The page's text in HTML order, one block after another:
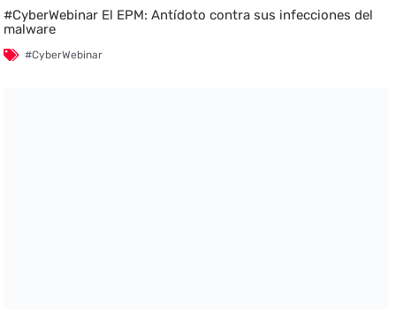
#CyberWebinar El EPM: Antídoto contra sus infecciones del
malware
#CyberWebinar